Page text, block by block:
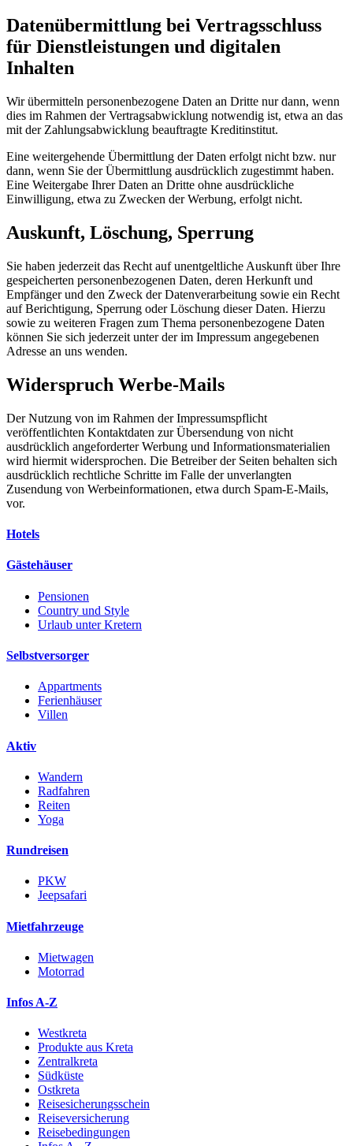
Datenübermittlung bei Vertragsschluss
für Dienstleistungen und digitalen
Inhalten
Wir übermitteln personenbezogene Daten an Dritte nur dann, wenn
dies im Rahmen der Vertragsabwicklung notwendig ist, etwa an das
mit der Zahlungsabwicklung beauftragte Kreditinstitut.
Eine weitergehende Übermittlung der Daten erfolgt nicht bzw. nur
dann, wenn Sie der Übermittlung ausdrücklich zugestimmt haben.
Eine Weitergabe Ihrer Daten an Dritte ohne ausdrückliche
Einwilligung, etwa zu Zwecken der Werbung, erfolgt nicht.
Auskunft, Löschung, Sperrung
Sie haben jederzeit das Recht auf unentgeltliche Auskunft über Ihre
gespeicherten personenbezogenen Daten, deren Herkunft und
Empfänger und den Zweck der Datenverarbeitung sowie ein Recht
auf Berichtigung, Sperrung oder Löschung dieser Daten. Hierzu
sowie zu weiteren Fragen zum Thema personenbezogene Daten
können Sie sich jederzeit unter der im Impressum angegebenen
Adresse an uns wenden.
Widerspruch Werbe-Mails
Der Nutzung von im Rahmen der Impressumspflicht
veröffentlichten Kontaktdaten zur Übersendung von nicht
ausdrücklich angeforderter Werbung und Informationsmaterialien
wird hiermit widersprochen. Die Betreiber der Seiten behalten sich
ausdrücklich rechtliche Schritte im Falle der unverlangten
Zusendung von Werbeinformationen, etwa durch Spam-E-Mails,
vor.
Hotels
Gästehäuser
Pensionen
Country und Style
Urlaub unter Kretern
Selbstversorger
Appartments
Ferienhäuser
Villen
Aktiv
Wandern
Radfahren
Reiten
Yoga
Rundreisen
PKW
Jeepsafari
Mietfahrzeuge
Mietwagen
Motorrad
Infos A-Z
Westkreta
Produkte aus Kreta
Zentralkreta
Südküste
Ostkreta
Reisesicherungsschein
Reiseversicherung
Reisebedingungen